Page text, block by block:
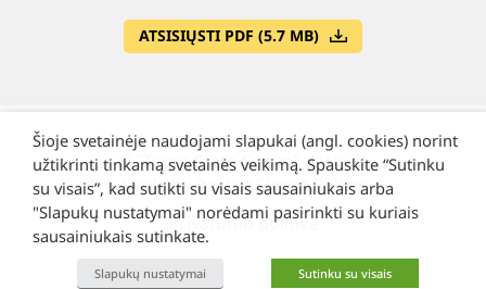
ATSISIŲSTI PDF (5.7 MB)
©"Tegra State Group", Lietuva
Made by Rocket Sience Baltics
Privatumo politika
Šioje svetainėje naudojami slapukai (angl. cookies) norint
užtikrinti tinkamą svetainės veikimą. Spauskite “Sutinku
su visais”, kad sutikti su visais sausainiukais arba
"Slapukų nustatymai" norėdami pasirinkti su kuriais
sausainiukais sutinkate.
Slapukų nustatymai Sutinku su visais